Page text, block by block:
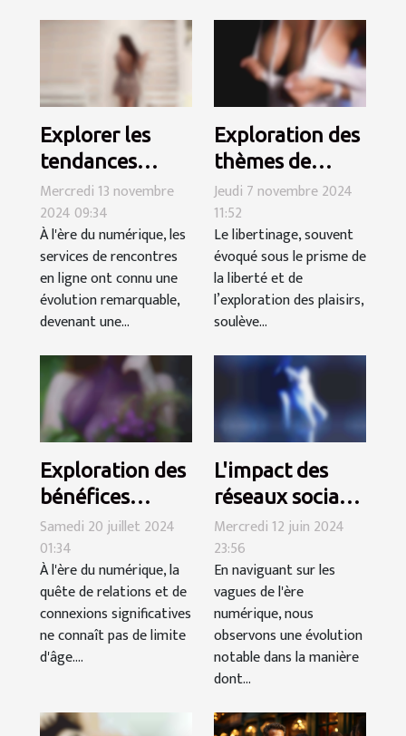
Explorer les
tendances
modernes dans
les services de
rencontres en
ligne
Mercredi 13 novembre
2024 09:34
À l'ère du numérique, les
services de rencontres
en ligne ont connu une
évolution remarquable,
devenant une...
Exploration des
thèmes de
confiance et
consentement
dans le
libertinage
Jeudi 7 novembre 2024
11:52
Le libertinage, souvent
évoqué sous le prisme de
la liberté et de
l’exploration des plaisirs,
soulève...
Exploration des
bénéfices
sociaux et
personnels des
rencontres en
ligne pour
seniors
Samedi 20 juillet 2024
01:34
À l'ère du numérique, la
quête de relations et de
connexions significatives
ne connaît pas de limite
d'âge....
L'impact des
réseaux sociaux
sur les
rencontres
intimes
modernes
Mercredi 12 juin 2024
23:56
En naviguant sur les
vagues de l'ère
numérique, nous
observons une évolution
notable dans la manière
dont...